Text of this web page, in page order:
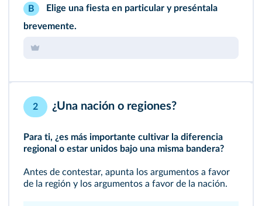
B
Elige una fiesta en particular y preséntala
brevemente.
2 ¿Una nación o regiones?
Para ti, ¿es más importante cultivar la diferencia
regional o estar unidos bajo una misma bandera?
Antes de contestar, apunta los argumentos a favor
de la región y los argumentos a favor de la nación.